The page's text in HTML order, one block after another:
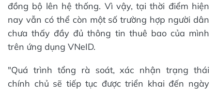
đồng bộ lên hệ thống. Vì vậy, tại thời điểm hiện
nay vẫn có thể còn một số trường hợp người dân
chưa thấy đầy đủ thông tin thuê bao của mình
trên ứng dụng VNeID.
"Quá trình tổng rà soát, xác nhận trạng thái
chính chủ sẽ tiếp tục được triển khai đến ngày